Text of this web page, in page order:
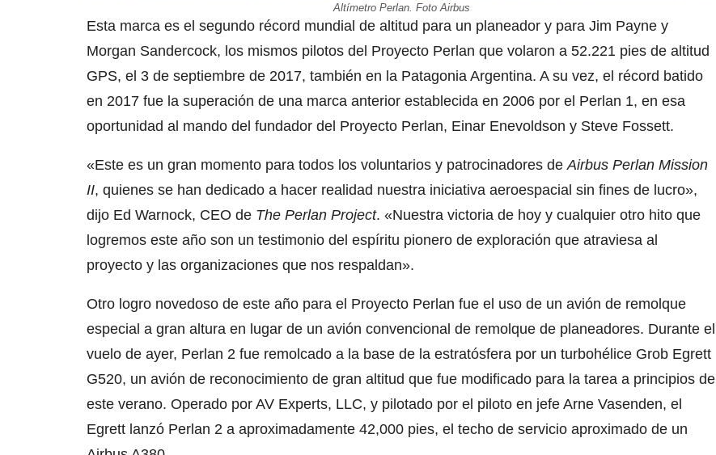
Altímetro Perlan. Foto Airbus
Esta marca es el segundo récord mundial de altitud para un planeador y para Jim Payne y
Morgan Sandercock, los mismos pilotos del Proyecto Perlan que volaron a 52.221 pies de altitud
GPS, el 3 de septiembre de 2017, también en la Patagonia Argentina. A su vez, el récord batido
en 2017 fue la superación de una marca anterior establecida en 2006 por el Perlan 1, en esa
oportunidad al mando del fundador del Proyecto Perlan, Einar Enevoldson y Steve Fossett.
«Este es un gran momento para todos los voluntarios y patrocinadores de Airbus Perlan Mission
II, quienes se han dedicado a hacer realidad nuestra iniciativa aeroespacial sin fines de lucro»,
dijo Ed Warnock, CEO de The Perlan Project. «Nuestra victoria de hoy y cualquier otro hito que
logremos este año son un testimonio del espíritu pionero de exploración que atraviesa al
proyecto y las organizaciones que nos respaldan».
Otro logro novedoso de este año para el Proyecto Perlan fue el uso de un avión de remolque
especial a gran altura en lugar de un avión convencional de remolque de planeadores. Durante el
vuelo de ayer, Perlan 2 fue remolcado a la base de la estratósfera por un turbohélice Grob Egrett
G520, un avión de reconocimiento de gran altitud que fue modificado para la tarea a principios de
este verano. Operado por AV Experts, LLC, y pilotado por el piloto en jefe Arne Vasenden, el
Egrett lanzó Perlan 2 a aproximadamente 42,000 pies, el techo de servicio aproximado de un